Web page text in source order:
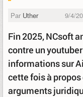
Par Uther 9/4/
Fin 2025, NCsoft
contre un
informations sur
cette fois à
arguments